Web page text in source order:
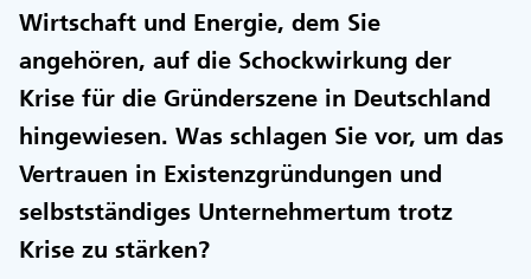
Wirtschaft und Energie, dem Sie
angehören, auf die Schockwirkung der
Krise für die Gründerszene in Deutschland
hingewiesen. Was schlagen Sie vor, um das
Vertrauen in Existenzgründungen und
selbstständiges Unternehmertum trotz
Krise zu stärken?